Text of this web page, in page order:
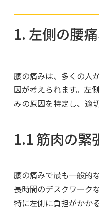
1. 左側の腰
腰の痛みは、多くの人
因が考えられます。左
みの原因を特定し、適
1.1 筋肉の緊
腰の痛みで最も一般的
長時間のデスクワーク
特に左側に負担がかか